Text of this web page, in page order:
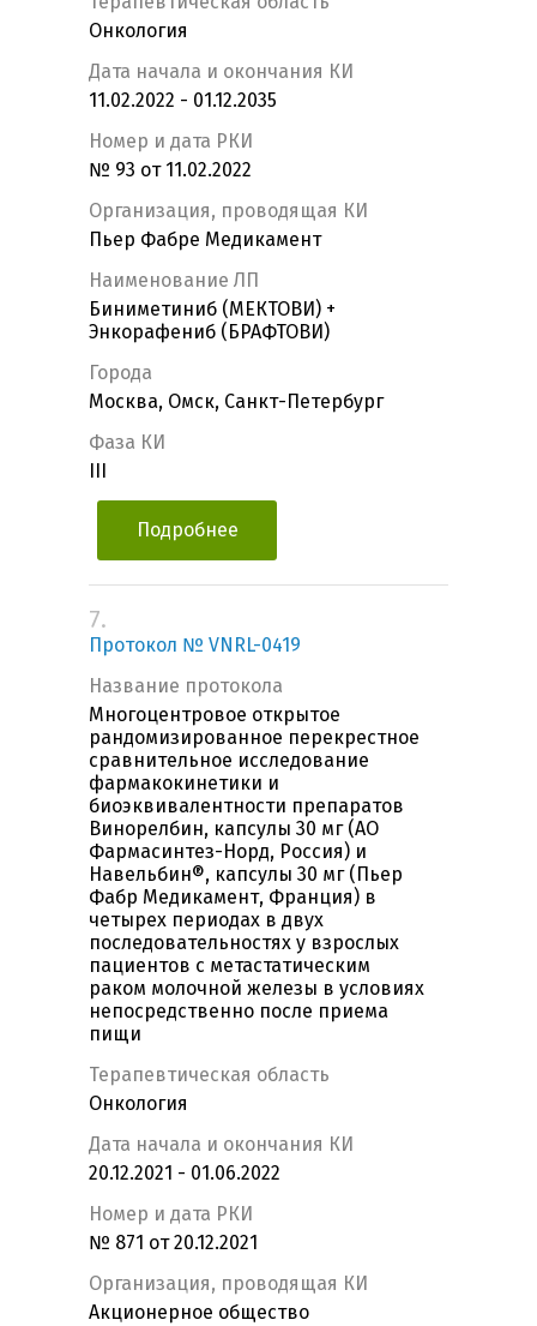
Онкология
Дата начала и окончания КИ
11.02.2022 - 01.12.2035
Номер и дата РКИ
№ 93 от 11.02.2022
Организация, проводящая КИ
Пьер Фабре Медикамент
Наименование ЛП
Биниметиниб (МЕКТОВИ) +
Энкорафениб (БРАФТОВИ)
Города
Москва, Омск, Санкт-Петербург
Фаза КИ
Подробнее
7.
Протокол № VNRL-0419
Название протокола
Многоцентровое открытое
рандомизированное перекрестное
сравнительное исследование
фармакокинетики и
биоэквивалентности препаратов
Винорелбин, капсулы 30 мг (АО
Фармасинтез-Норд, Россия) и
Навельбин®, капсулы 30 мг (Пьер
Фабр Медикамент, Франция) в
четырех периодах в двух
последовательностях у взрослых
пациентов с метастатическим
раком молочной железы в условиях
непосредственно после приема
пищи
Терапевтическая область
Онкология
Дата начала и окончания КИ
20.12.2021 - 01.06.2022
Номер и дата РКИ
№ 871 от 20.12.2021
Организация, проводящая КИ
Акционерное общество